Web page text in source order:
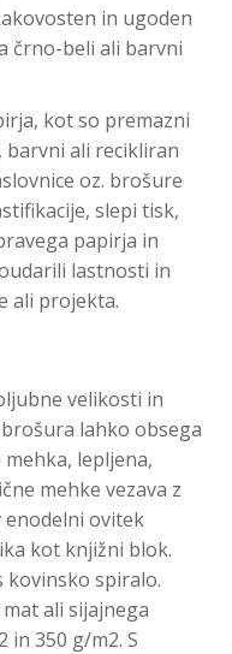
in ugoden
črno-beli ali barvni
kot so premazni
barvni ali recikliran
oz. brošure
slepi tisk,
papirja in
lastnosti in
ali projekta.
velikosti in
lahko obsega
lepljena,
mehke vezava z
ovitek
kot knjižni blok.
kovinsko spiralo.
ali sijajnega
in 350 g/m2. S